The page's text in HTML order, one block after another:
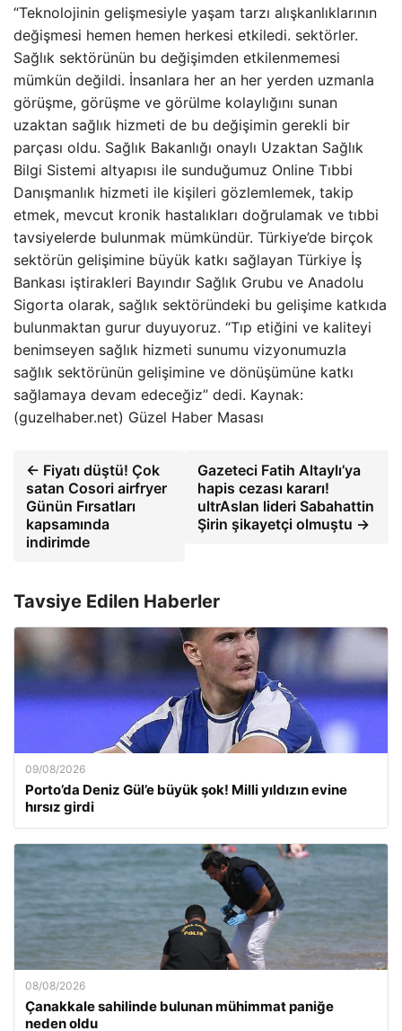
“Teknolojinin gelişmesiyle yaşam tarzı alışkanlıklarının
değişmesi hemen hemen herkesi etkiledi. sektörler.
Sağlık sektörünün bu değişimden etkilenmemesi
mümkün değildi. İnsanlara her an her yerden uzmanla
görüşme, görüşme ve görülme kolaylığını sunan
uzaktan sağlık hizmeti de bu değişimin gerekli bir
parçası oldu. Sağlık Bakanlığı onaylı Uzaktan Sağlık
Bilgi Sistemi altyapısı ile sunduğumuz Online Tıbbi
Danışmanlık hizmeti ile kişileri gözlemlemek, takip
etmek, mevcut kronik hastalıkları doğrulamak ve tıbbi
tavsiyelerde bulunmak mümkündür. Türkiye’de birçok
sektörün gelişimine büyük katkı sağlayan Türkiye İş
Bankası iştirakleri Bayındır Sağlık Grubu ve Anadolu
Sigorta olarak, sağlık sektöründeki bu gelişime katkıda
bulunmaktan gurur duyuyoruz. “Tıp etiğini ve kaliteyi
benimseyen sağlık hizmeti sunumu vizyonumuzla
sağlık sektörünün gelişimine ve dönüşümüne katkı
sağlamaya devam edeceğiz” dedi. Kaynak:
(guzelhaber.net) Güzel Haber Masası
← Fiyatı düştü! Çok
satan Cosori airfryer
Günün Fırsatları
kapsamında
indirimde
Gazeteci Fatih Altaylı’ya
hapis cezası kararı!
ultrAslan lideri Sabahattin
Şirin şikayetçi olmuştu →
Tavsiye Edilen Haberler
09/08/2026
Porto’da Deniz Gül’e büyük şok! Milli yıldızın evine
hırsız girdi
08/08/2026
Çanakkale sahilinde bulunan mühimmat paniğe
neden oldu